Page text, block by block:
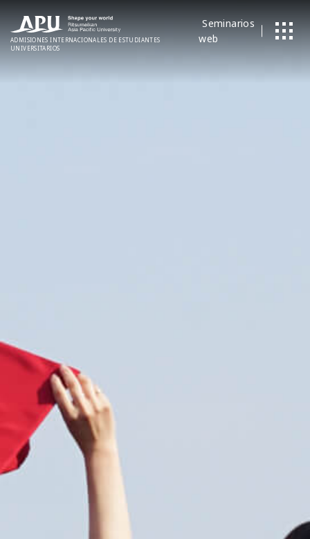
ADMISIONES ​ ​INTERNACIONALES DE ESTUDIANTES
UNIVERSITARIOS
Seminarios
web